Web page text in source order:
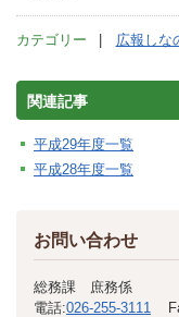
カテゴリー 広報しな
関連記事
平成29年度一覧
平成28年度一覧
お問い合わせ
総務課 庶務係
電話:026-255-3111